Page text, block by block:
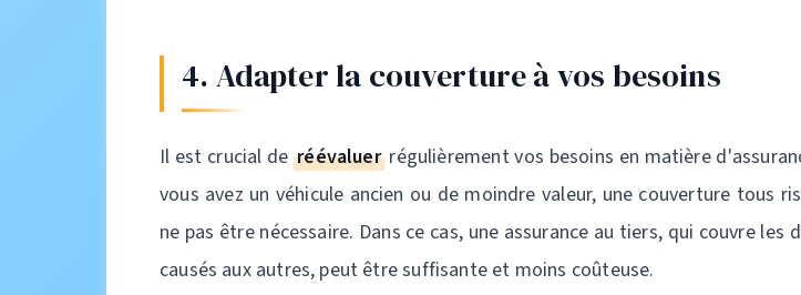
4. Adapter la couverture à vos besoins
Il est crucial deréévaluerrégulièrement vos besoins en matière
vous avez un véhicule ancien ou de moindre valeur, une couverture tous
ne pas être nécessaire. Dans ce cas, une assurance au tiers, qui couvre les
causés aux autres, peut être suffisante et moins coûteuse.